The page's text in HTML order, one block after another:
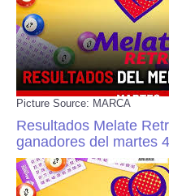
Picture Source: MARCA
Resultados Melate
ganadores del martes